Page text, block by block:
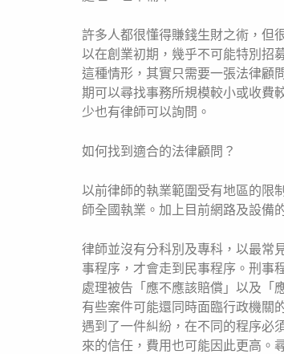
許多人都很懂得賺錢生財之術，但
以在創業初期，幾乎不可能特別招
這種情形，其實只需要一張法律顧
期可以尋找事務所規模較小或收費
少也有律師可以詢問。
如何找到適合的法律顧問？
以前律師的執業範圍受有地區的限
師全國執業。加上目前網路及設備
律師並沒有分科別及專科，以最常
事程序，才會走到民事程序。刑事
處理被告「應不應該賠償」以及「
有些案件可能還同時面臨行政機關
遇到了一件糾紛，在不同的程序必
來的信任，費用也可能因此更高。